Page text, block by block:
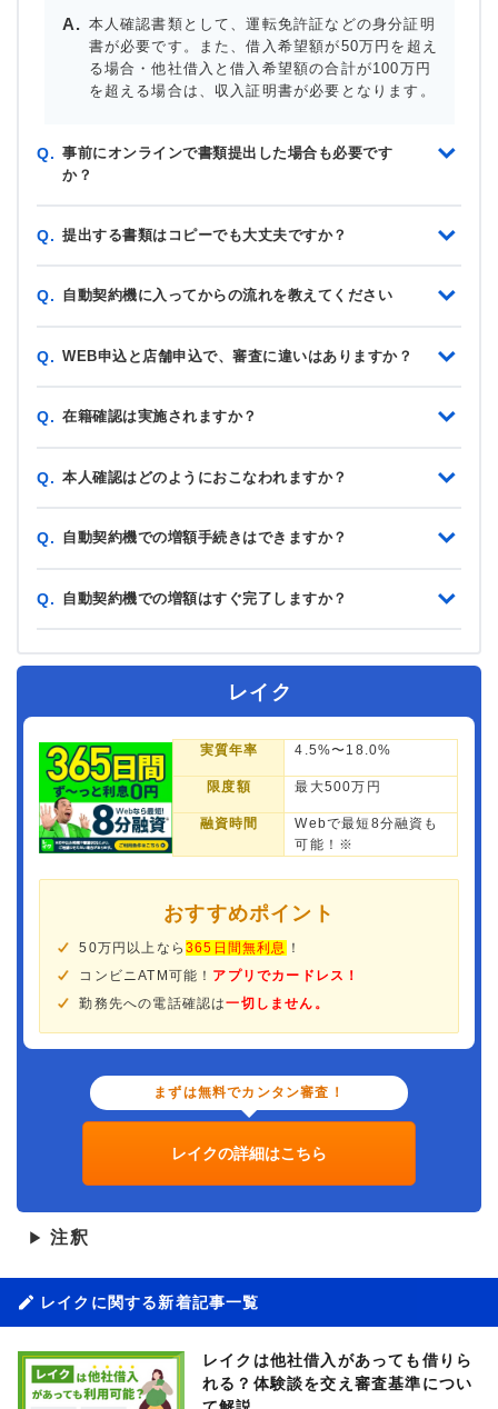
本人確認書類として、運転免許証などの身分証明
書が必要です。また、借入希望額が50万円を超え
る場合・他社借入と借入希望額の合計が100万円
を超える場合は、収入証明書が必要となります。
Q. 事前にオンラインで書類提出した場合も必要です
か？
Q. 提出する書類はコピーでも大丈夫ですか？
Q. 自動契約機に入ってからの流れを教えてください
Q. WEB申込と店舗申込で、審査に違いはありますか？
Q. 在籍確認は実施されますか？
Q. 本人確認はどのようにおこなわれますか？
Q. 自動契約機での増額手続きはできますか？
Q. 自動契約機での増額はすぐ完了しますか？
レイク
実質年率 4.5%〜18.0%
限度額 最大500万円
融資時間
Webで最短8分融資も
可能！※
おすすめポイント
50万円以上なら365日間無利息
！
コンビニATM可能！ アプリでカードレス！
勤務先への電話確認は一切しません。
まずは無料でカンタン審査！
レイクの詳細はこちら
▶ 注釈
レイクに関する新着記事一覧
レイクは他社借入があっても借りら
れる？体験談を交え審査基準につい